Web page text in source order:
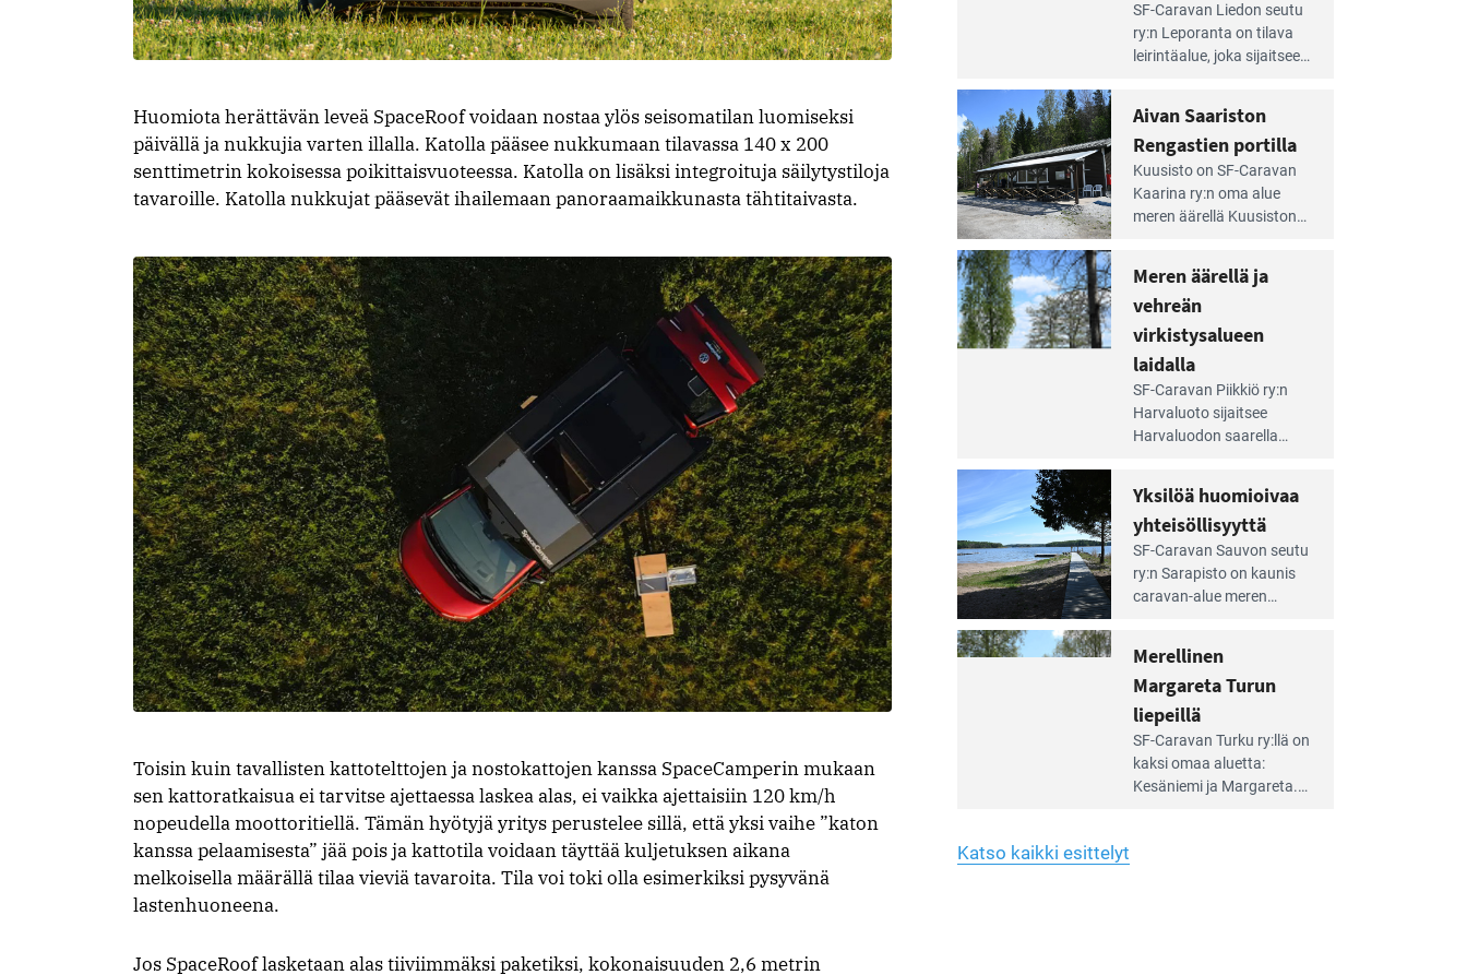
Huomiota herättävän leveä SpaceRoof voidaan nostaa ylös seisomatilan luomiseksi
päivällä ja nukkujia varten illalla. Katolla pääsee nukkumaan tilavassa 140 x 200
senttimetrin kokoisessa poikittaisvuoteessa. Katolla on lisäksi integroituja säilytystiloja
tavaroille. Katolla nukkujat pääsevät ihailemaan panoraamaikkunasta tähtitaivasta.
Toisin kuin tavallisten kattotelttojen ja nostokattojen kanssa SpaceCamperin mukaan
sen kattoratkaisua ei tarvitse ajettaessa laskea alas, ei vaikka ajettaisiin 120 km/h
nopeudella moottoritiellä. Tämän hyötyjä yritys perustelee sillä, että yksi vaihe ”katon
kanssa pelaamisesta” jää pois ja kattotila voidaan täyttää kuljetuksen aikana
melkoisella määrällä tilaa vieviä tavaroita. Tila voi toki olla esimerkiksi pysyvänä
lastenhuoneena.
Jos SpaceRoof lasketaan alas tiiviimmäksi paketiksi, kokonaisuuden 2,6 metrin
rannalla
pääsee
irti
arjesta
SF-Caravan Liedon seutu
ry:n Leporanta on tilava
leirintäalue, joka sijaitsee
ympärillä. – Lampi on
upea ja puhdas, ja se
tarjoaa ympäris­töineen
kauniit maisemat ja
loistavat virkistäytymis­
Lue
Leirintäoppaan
artikkeli:
Aivan
Saariston
Rengastien
portilla
Aivan Saariston
Rengastien portilla
Kuusisto on SF-Caravan
Kaarina ry:n oma alue
meren äärellä Kuusiston
lapsiystävällinen,
rauhallinen ja
silmiinpistävän siisti.
ja
virkistysalueen
laidalla
Meren äärellä ja
vehreän
virkistysalueen
laidalla
SF-Caravan Piikkiö ry:n
Harvaluoto sijait­see
Harvaluodon saarella
käyttöön­sä osan kunnan
viiden hehtaarin
virkistysalueesta.
Lue
Leirintäoppaan
artikkeli:
Yksilöä
huomioivaa
yhteisöllisyyttä
Yksilöä huomioivaa
yhteisöllisyyttä
SF-Caravan Sauvon seutu
ry:n Sarapisto on kaunis
caravan-alue meren
on 130 sähköllä
varustettua caravan-paik­
kaa sekä kymmenen
paikkaa ilman sähköä.
liepeillä
Merellinen
Margareta Turun
liepeillä
SF-Caravan Turku ry:llä on
kaksi omaa aluet­ta:
Kesäniemi ja Margareta.
Katso kaikki esittelyt